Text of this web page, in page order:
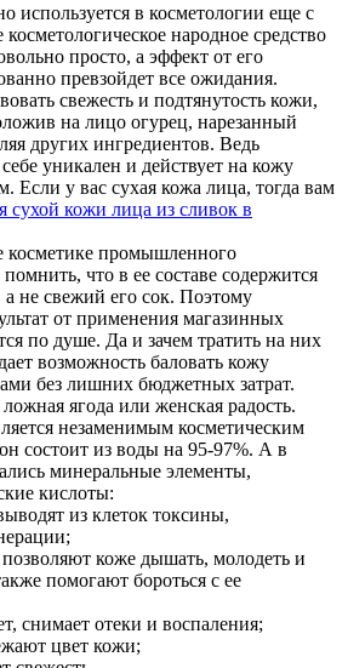
используется в косметологии еще с
народное средство
просто, а эффект от его
превзойдет все ожидания.
свежесть и подтянутость кожи,
на лицо огурец, нарезанный
других ингредиентов. Ведь
уникален и действует на кожу
Если у вас сухая кожа лица, тогда вам
сухой кожи лица из сливок в
косметике промышленного
что в ее составе содержится
а не свежий его сок. Поэтому
от применения магазинных
по душе. Да и зачем тратить на них
возможность баловать кожу
без лишних бюджетных затрат.
ягода или женская радость.
незаменимым косметическим
состоит из воды на 95-97%. А в
минеральные элементы,
кислоты:
из клеток токсины,
коже дышать, молодеть и
помогают бороться с ее
снимает отеки и воспаления;
цвет кожи;